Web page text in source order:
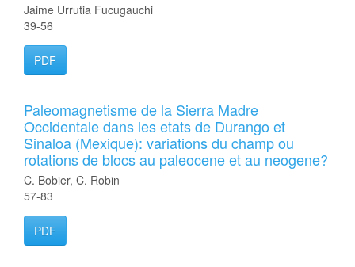
Jaime Urrutia Fucugauchi
39-56
PDF
Paleomagnetisme de la Sierra Madre
Occidentale dans les etats de Durango et
Sinaloa (Mexique): variations du champ ou
rotations de blocs au paleocene et au neogene?
C. Bobier, C. Robin
57-83
PDF